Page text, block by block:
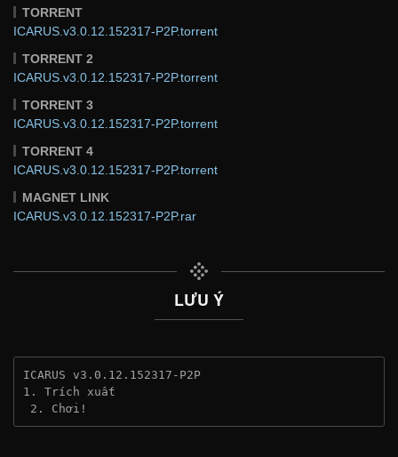
TORRENT
ICARUS.v3.0.12.152317-P2P.torrent
TORRENT 2
ICARUS.v3.0.12.152317-P2P.torrent
TORRENT 3
ICARUS.v3.0.12.152317-P2P.torrent
TORRENT 4
ICARUS.v3.0.12.152317-P2P.torrent
MAGNET LINK
ICARUS.v3.0.12.152317-P2P.rar
LƯU Ý
ICARUS v3.0.12.152317-P2P
1. Trích xuất
2. Chơi!